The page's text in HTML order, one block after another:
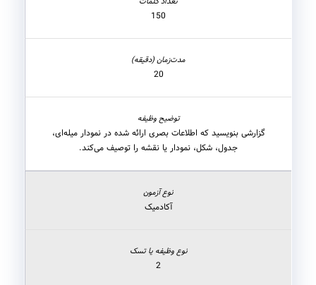
150
20
گزارشی بنویسید که اطلاعات بصری ارائه شده در نمودار میله‌ای،
جدول، شکل، نمودار یا نقشه را توصیف می‌کند.
آکادمیک
2